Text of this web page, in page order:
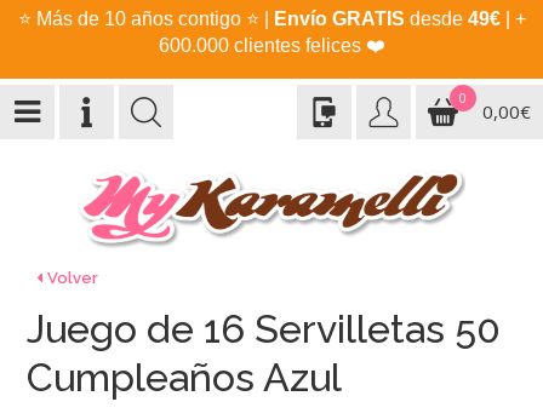
⭐ Más de 10 años contigo ⭐ Envío GRATIS desde 49€| +
600.000 clientes felices ❤️
0
0,00€
Volver
Juego de 16 Servilletas 50
Cumpleaños Azul